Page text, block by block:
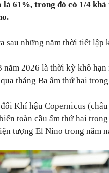
61%, trong đó có 1/4 khả
sau những năm thời tiết lập
năm 2026 là thời kỳ khô
tháng Ba ấm thứ hai
Khí hậu Copernicus
toàn cầu ấm thứ hai
tượng El Nino trong năm